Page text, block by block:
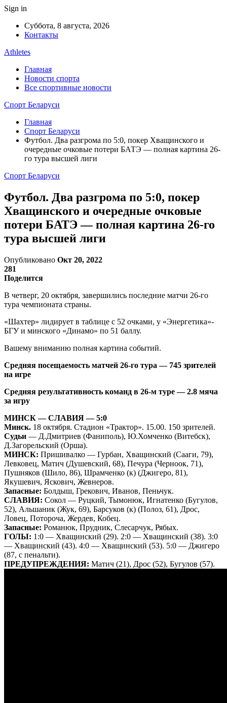
Sign in
Суббота, 8 августа, 2026
Контакты
Athletes
Главная
Новости спорта
Все спортивные новости
Спорт Беларуси
Главная
Спорт Беларуси
Футбол. Два разгрома по 5:0, покер Хващинского и
очередные очковые потери БАТЭ — полная картина 26-
го тура высшей лиги
Спорт Беларуси
Футбол. Два разгрома по 5:0, покер
Хващинского и очередные очковые
потери БАТЭ — полная картина 26-го
тура высшей лиги
Опубликовано Окт 20, 2022
281
Поделится
В четверг, 20 октября, завершились последние матчи 26-го
тура чемпионата страны.
«Шахтер» лидирует в таблице с 52 очками, у «Энергетика»-
БГУ и минского «Динамо» по 51 баллу.
Вашему вниманию полная картина событий.
Средняя посещаемость матчей 26-го тура — 745 зрителей
на игре
Средняя результативность команд в 26-м туре — 2.8 мяча
за игру
МИНСК — СЛАВИЯ — 5:0
Минск. 18 октября. Стадион «Трактор». 15.00. 150 зрителей.
Судьи — Д.Дмитриев (Фаниполь), Ю.Хомченко (Витебск),
Д.Загорельский (Орша).
МИНСК: Пришивалко — Гурбан, Хващинский (Сааги, 79),
Левковец, Матич (Душевский, 68), Печура (Черноок, 71),
Пушняков (Шило, 86), Шрамченко (к) (Джигеро, 81),
Якушевич, Яскович, Жевнеров.
Запасные: Болдыш, Грекович, Иванов, Пеньчук.
СЛАВИЯ: Сокол — Руцкий, Тымонюк, Игнатенко (Бугулов,
52), Альшаник (Жук, 69), Барсуков (к) (Полоз, 61), Дрос,
Ловец, Потороча, Жердев, Кобец.
Запасные: Романюк, Прудник, Слесарчук, Рябых.
ГОЛЫ: 1:0 — Хващинский (29). 2:0 — Хващинский (38). 3:0
— Хващинский (43). 4:0 — Хващинский (53). 5:0 — Джигеро
(87, с пенальти).
ПРЕДУПРЕЖДЕНИЯ: Матич (21), Дрос (52), Бугулов (57).